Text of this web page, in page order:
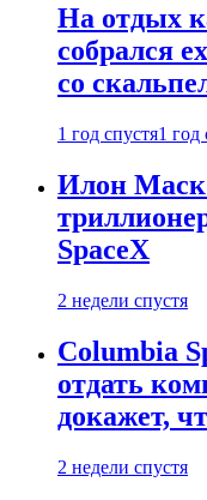
На отдых
собрался
со
1 год спустя1 год
Илон Маск
SpaceX
2 недели спустя
Columbia
отдать
докажет,
2 недели спустя